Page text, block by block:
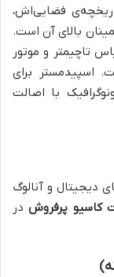
فضایی‌اش،
بالای آن است.
تاچیمتر و موتور
اسپیدمستر برای
با اصالت
دیجیتال و آنالوگ
کاسیو پرفروشدر